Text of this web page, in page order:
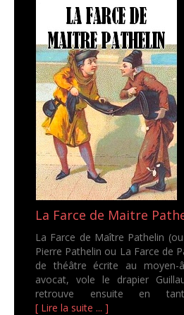
La Farce de Maitre
La Farce de Maître Pathelin
Pierre Pathelin ou La Farce de
de théâtre écrite au moyen-
avocat, vole le drapier
retrouve ensuite en
[ Lire la suite ... ]